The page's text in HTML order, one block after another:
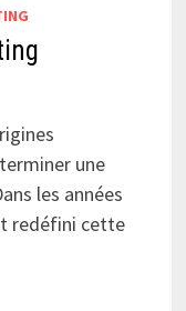
une
les années
redéfini cette